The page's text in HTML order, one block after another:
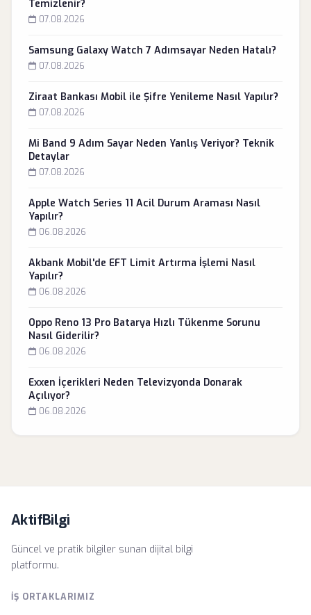
Temizlenir?
07.08.2026
Samsung Galaxy Watch 7 Adımsayar Neden Hatalı?
07.08.2026
Ziraat Bankası Mobil ile Şifre Yenileme Nasıl Yapılır?
07.08.2026
Mi Band 9 Adım Sayar Neden Yanlış Veriyor? Teknik
Detaylar
07.08.2026
Apple Watch Series 11 Acil Durum Araması Nasıl
Yapılır?
06.08.2026
Akbank Mobil'de EFT Limit Artırma İşlemi Nasıl
Yapılır?
06.08.2026
Oppo Reno 13 Pro Batarya Hızlı Tükenme Sorunu
Nasıl Giderilir?
06.08.2026
Exxen İçerikleri Neden Televizyonda Donarak
Açılıyor?
06.08.2026
AktifBilgi
Güncel ve pratik bilgiler sunan dijital bilgi
platformu.
İŞ ORTAKLARIMIZ